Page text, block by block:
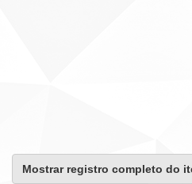
Mostrar registro completo do